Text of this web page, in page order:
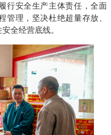
行安全生产主体责任，全面
管理，坚决杜绝超量存放、
全经营底线。